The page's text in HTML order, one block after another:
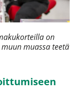
on
muassa teetä